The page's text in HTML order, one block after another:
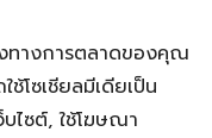
ทางการตลาดของคุณ
โซเชียลมีเดียเป็น
บไซต์, ใช้โฆษณา